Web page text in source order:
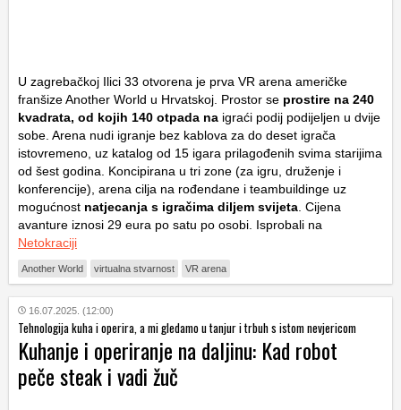
U zagrebačkoj Ilici 33 otvorena je prva VR arena američke
franšize Another World u Hrvatskoj. Prostor se prostire na 240
kvadrata, od kojih 140 otpada na igraći podij podijeljen u dvije
sobe. Arena nudi igranje bez kablova za do deset igrača
istovremeno, uz katalog od 15 igara prilagođenih svima starijima
od šest godina. Koncipirana u tri zone (za igru, druženje i
konferencije), arena cilja na rođendane i teambuildinge uz
mogućnost natjecanja s igračima diljem svijeta . Cijena
avanture iznosi 29 eura po satu po osobi. Isprobali na
Netokraciji
Another World virtualna stvarnost VR arena
16.07.2025. (12:00)
Tehnologija kuha i operira, a mi gledamo u tanjur i trbuh s istom nevjericom
Kuhanje i operiranje na daljinu: Kad robot
peče steak i vadi žuč